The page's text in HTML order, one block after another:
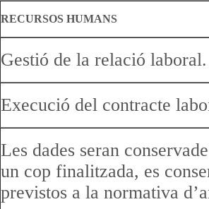
RECURSOS HUMANS
Gestió de la relació laboral.
Execució del contracte
Les dades seran
un cop finalitzada, es
previstos a la normativa